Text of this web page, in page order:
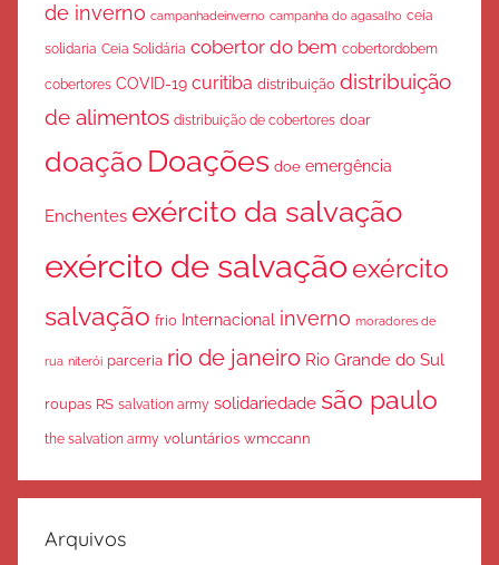
de inverno campanhadeinverno campanha do agasalho ceia
solidaria Ceia Solidária cobertor do bem cobertordobem
cobertores COVID-19 curitiba distribuição distribuição
de alimentos distribuição de cobertores doar
doação Doações doe emergência
Enchentes exército da salvação
exército de salvaçãoexército
salvação frio Internacional inverno moradores de
rua niterói parceria rio de janeiro Rio Grande do Sul
roupas RS salvation army solidariedade são paulo
the salvation army voluntários wmccann
Arquivos